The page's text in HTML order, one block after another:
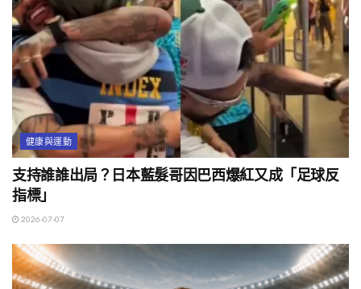
健康與運動
支持誰誰出局？日本藍髮哥因巴西爆紅又成「足球反
指標」
2026-07-07